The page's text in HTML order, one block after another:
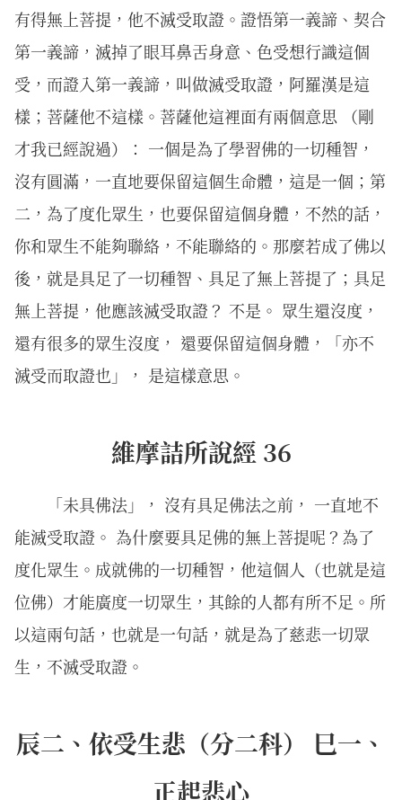
有得無上菩提，他不滅受取證。證悟第一義諦、契合
第一義諦，滅掉了眼耳鼻舌身意、色受想行識這個
受，而證入第一義諦，叫做滅受取證，阿羅漢是這
樣；菩薩他不這樣。菩薩他這裡面有兩個意思 （剛
才我已經說過）： 一個是為了學習佛的一切種智，
沒有圓滿，一直地要保留這個生命體，這是一個；第
二，為了度化眾生，也要保留這個身體，不然的話，
你和眾生不能夠聯絡，不能聯絡的。那麼若成了佛以
後，就是具足了一切種智、具足了無上菩提了；具足
無上菩提，他應該滅受取證？ 不是。 眾生還沒度，
還有很多的眾生沒度， 還要保留這個身體，「亦不
滅受而取證也」， 是這樣意思。
維摩詰所說經 36
「未具佛法」， 沒有具足佛法之前， 一直地不
能滅受取證。 為什麼要具足佛的無上菩提呢？為了
度化眾生。成就佛的一切種智，他這個人（也就是這
位佛）才能廣度一切眾生，其餘的人都有所不足。所
以這兩句話，也就是一句話，就是為了慈悲一切眾
生，不滅受取證。
辰二、依受生悲（分二科） 巳一、
正起悲心